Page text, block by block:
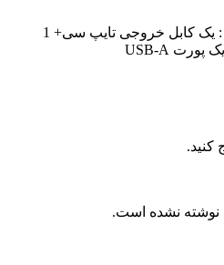
مجموعا 3 پورت : یک کابل خروجی تایپ سی+ 1
کنید.
نوشته نشده است.